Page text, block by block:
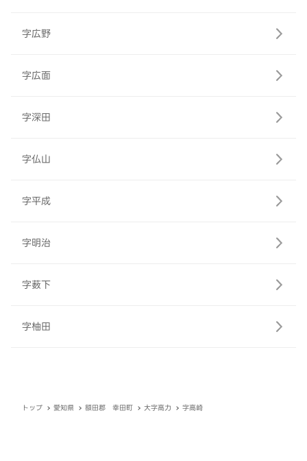
字広野
字広面
字深田
字仏山
字平成
字明治
字薮下
字柚田
トップ 愛知県 額田郡 幸田町 大字高力 字高崎